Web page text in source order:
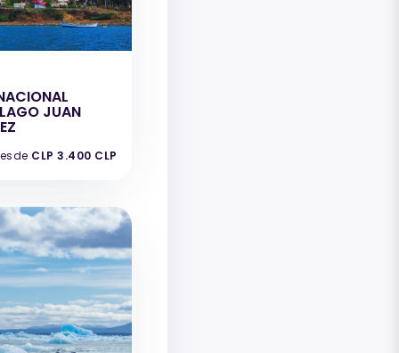
JUAN
CLP 3.400 CLP